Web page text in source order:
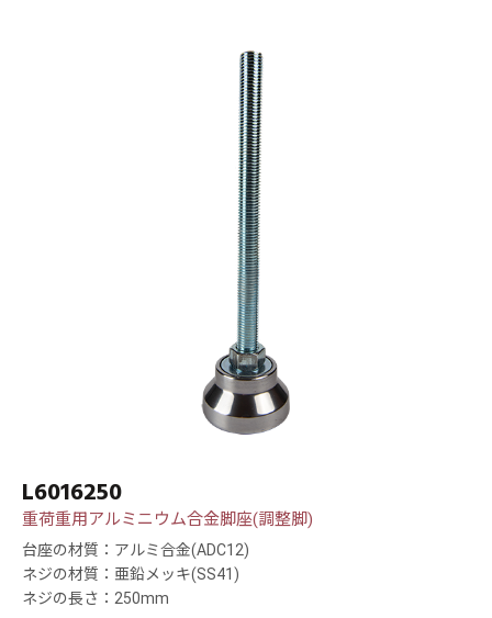
L6016250
重荷重用アルミニウム合金脚座(調整脚)
台座の材質：アルミ合金(ADC12)
ネジの材質：亜鉛メッキ(SS41)
ネジの長さ：250mm